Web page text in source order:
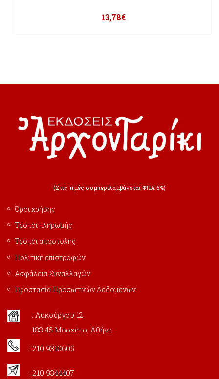
13,78€
(Στις τιμές συμπεριλαμβάνεται ΦΠΑ 6%)
Όροι χρήσης
Τρόποι πληρωμής
Τρόποι αποστολής
Πολιτική επιστροφών
Ασφάλεια Συναλλαγών
Προστασία Προσωπικών Δεδομένων
: Λυκούργου 12
183 45 Μοσχάτο, Αθήνα
: 210 9310605
: 210 9344407